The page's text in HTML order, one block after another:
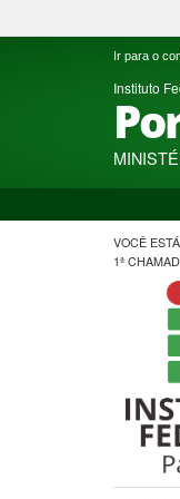
Ir para o
Instituto
VOCÊ
1ª